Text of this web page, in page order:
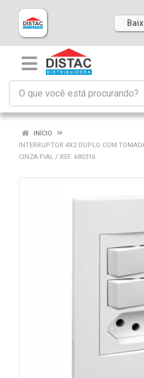
INÍCIO
INTERRUPTOR 4X2 DUPLO COM
CINZA PIAL / REF. 680316